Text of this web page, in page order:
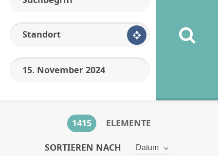
Standort
1415
ELEMENTE
SORTIEREN NACH
Datum